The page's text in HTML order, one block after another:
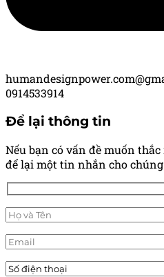
0914533914
Để lại thông tin
Nếu bạn có vấn đề muốn
để lại một tin nhắn cho